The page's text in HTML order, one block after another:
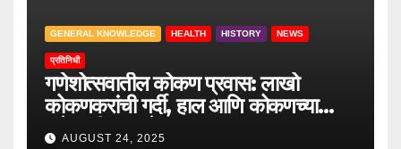
GENERAL KNOWLEDGE HEALTH HISTORY NEWS
प्रतिनिधी
गणेशोत्सवातील कोकण प्रवास: लाखो
कोकणकरांची गर्दी, हाल आणि कोकणच्या
वाटेवरची आव्हाने
AUGUST 24, 2025